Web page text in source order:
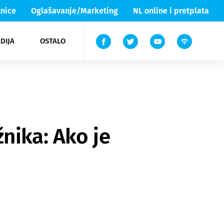
Oglašavanje/Marketing NL online i pretplata
OSTALO
Lika & Senj
TV
Ako je